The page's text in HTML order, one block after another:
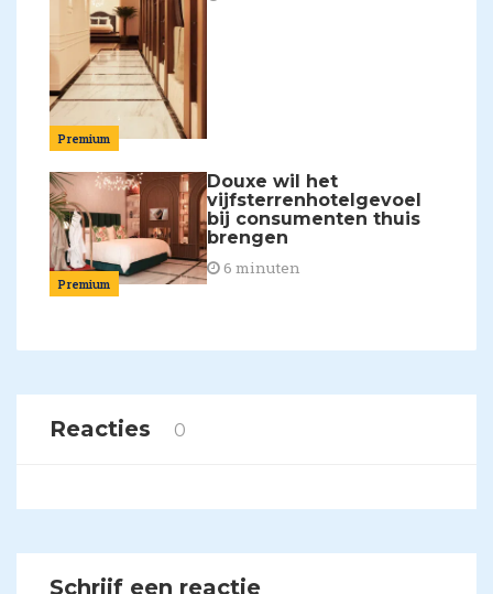
Premium
Premium
Douxe wil het
vijfsterrenhotelgevoel
bij consumenten thuis
brengen
6 minuten
Reacties 0
Schrijf een reactie